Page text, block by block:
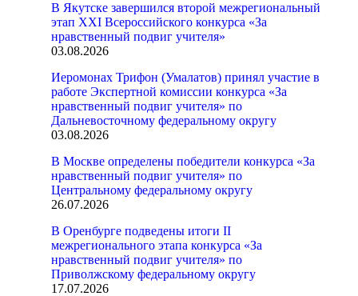
В Якутске завершился второй межрегиональный
этап XXI Всероссийского конкурса «За
нравственный подвиг учителя»
03.08.2026
Иеромонах Трифон (Умалатов) принял участие в
работе Экспертной комиссии конкурса «За
нравственный подвиг учителя» по
Дальневосточному федеральному округу
03.08.2026
В Москве определены победители конкурса «За
нравственный подвиг учителя» по
Центральному федеральному округу
26.07.2026
В Оренбурге подведены итоги II
межрегионального этапа конкурса «За
нравственный подвиг учителя» по
Приволжскому федеральному округу
17.07.2026